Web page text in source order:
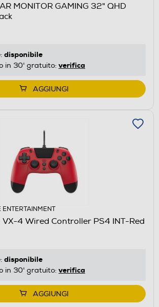
MONITOR GAMING 32" QHD
disponibile
in 30' gratuito: verifica
AGGIUNGI
VX-4 Wired Controller PS4 INT-Red
disponibile
in 30' gratuito: verifica
AGGIUNGI